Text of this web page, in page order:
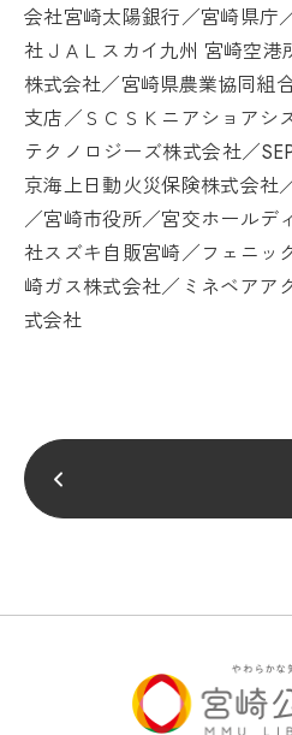
会社宮崎太陽銀行／宮崎県庁
社ＪＡＬスカイ九州 宮崎空港
株式会社／宮崎県農業協同組
支店／ＳＣＳＫニアショアシ
テクノロジーズ株式会社／
京海上日動火災保険株式会社
／宮崎市役所／宮交ホールデ
社スズキ自販宮崎／フェニッ
崎ガス株式会社／ミネベアア
式会社